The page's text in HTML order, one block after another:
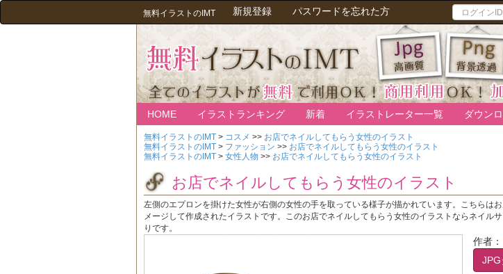
無料イラストのIMT 新規登録 パスワードを忘れた方
HOME イラストランキング 新着 イラストレーター一覧 ダウン
無料イラストのIMT > コスメ >> お店でネイルしてもらう女性のイラスト
無料イラストのIMT > ファッション >> お店でネイルしてもらう女性のイラスト
無料イラストのIMT > 女性人物 >> お店でネイルしてもらう女性のイラスト
お店でネイルしてもらう女性のイラスト
左側のエプロンを掛けた女性が右側の女性の手を取っている様子が描かれています。こちらは
メージして作成されたイラストです。このお店でネイルしてもらう女性のイラストならネイル
りです。
作者：
JPG